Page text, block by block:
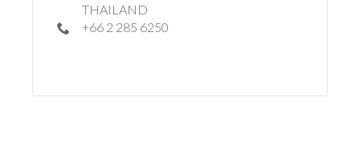
THAILAND
+66 2 285 6250